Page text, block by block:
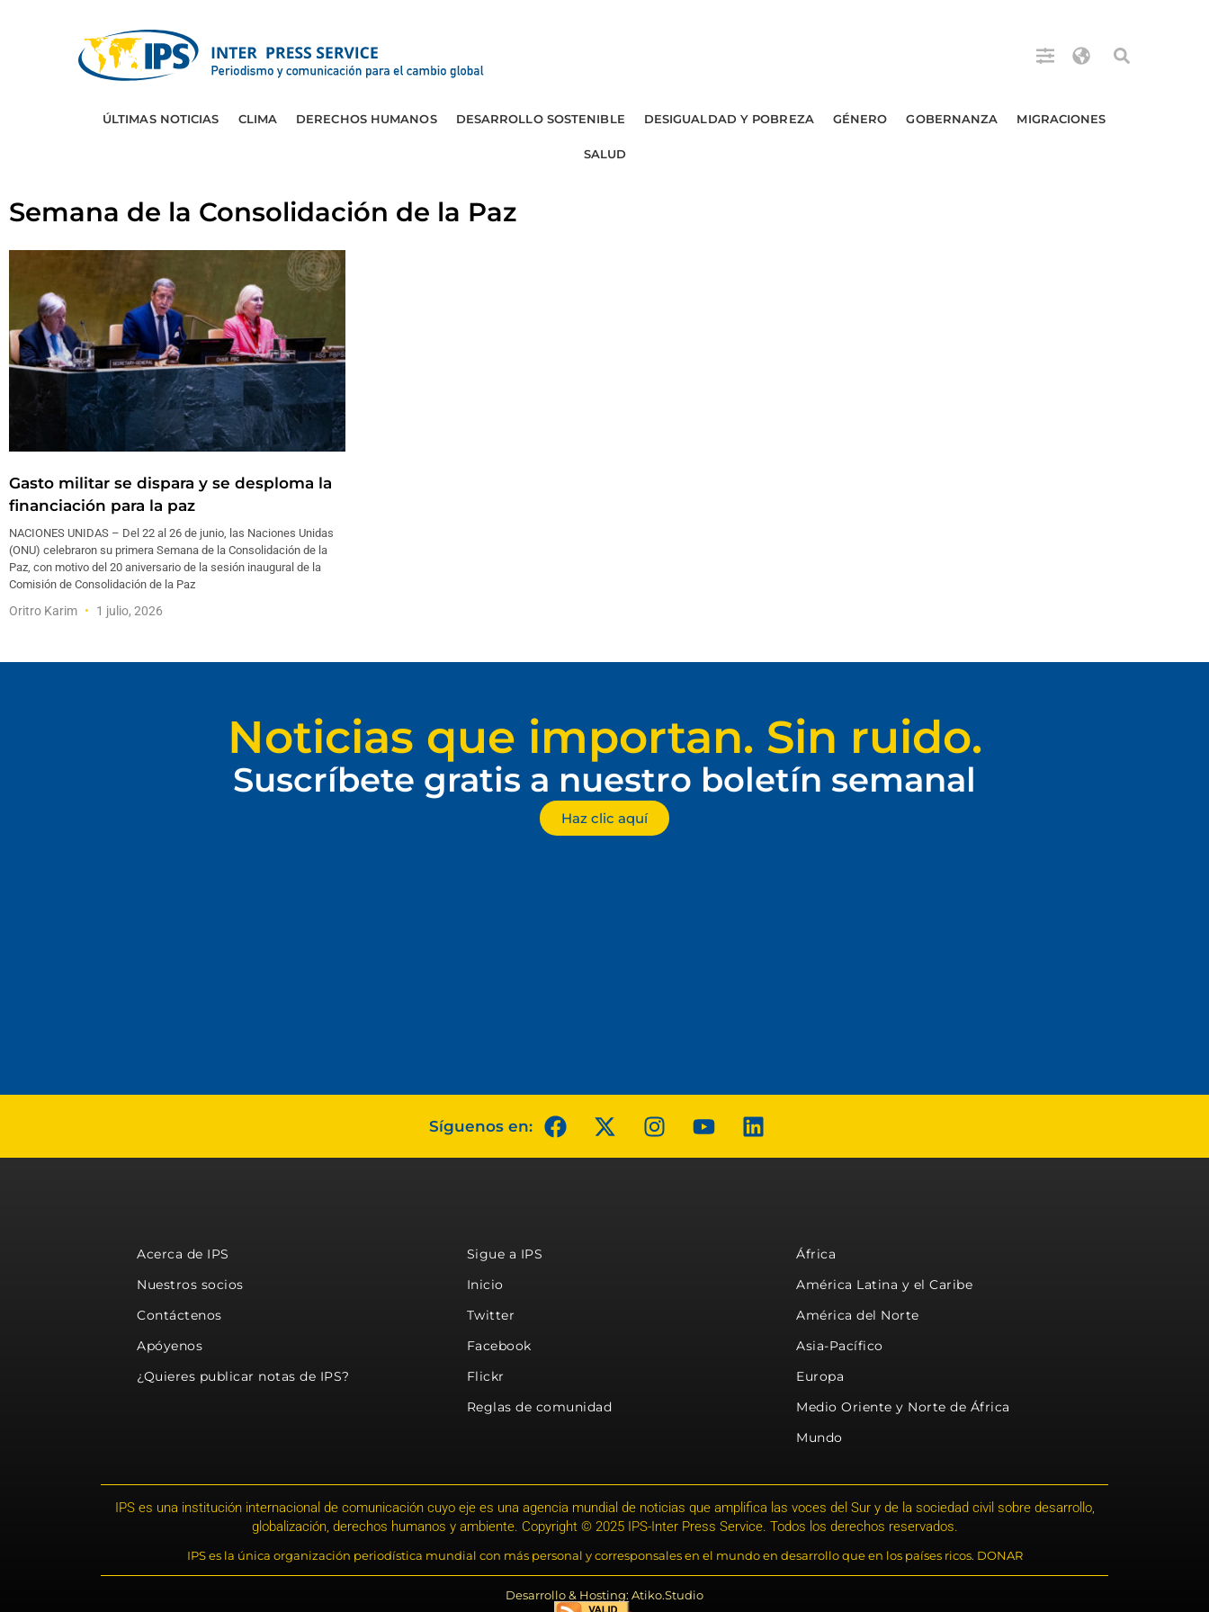
ÚLTIMAS NOTICIAS CLIMA DERECHOS HUMANOS DESARROLLO SOSTENIBLE DESIGUALDAD Y POBREZA GÉNERO GOBERNANZA MIGRACIONES
SALUD
Semana de la Consolidación de la Paz
Gasto militar se dispara y se desploma la
financiación para la paz
NACIONES UNIDAS – Del 22 al 26 de junio, las Naciones Unidas
(ONU) celebraron su primera Semana de la Consolidación de la
Paz, con motivo del 20 aniversario de la sesión inaugural de la
Comisión de Consolidación de la Paz
Oritro Karim 1 julio, 2026
Noticias que importan. Sin ruido.
Suscríbete gratis a nuestro boletín semanal
Haz clic aquí
Síguenos en:
Acerca de IPS
Nuestros socios
Contáctenos
Apóyenos
¿Quieres publicar notas de IPS?
Sigue a IPS
Inicio
Twitter
Facebook
Flickr
Reglas de comunidad
África
América Latina y el Caribe
América del Norte
Asia-Pacífico
Europa
Medio Oriente y Norte de África
Mundo
IPS es una institución internacional de comunicación cuyo eje es una agencia mundial de noticias que amplifica las voces del Sur y de la sociedad civil sobre desarrollo,
globalización, derechos humanos y ambiente. Copyright © 2025 IPS-Inter Press Service. Todos los derechos reservados.
IPS es la única organización periodística mundial con más personal y corresponsales en el mundo en desarrollo que en los países ricos. DONAR
Desarrollo & Hosting: Atiko.Studio